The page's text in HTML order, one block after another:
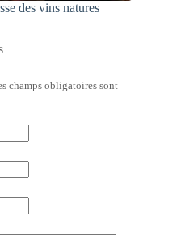
des vins natures
champs obligatoires sont